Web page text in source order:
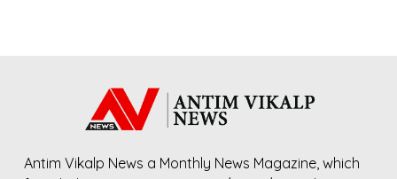
Antim Vikalp News a Monthly News Magazine, which